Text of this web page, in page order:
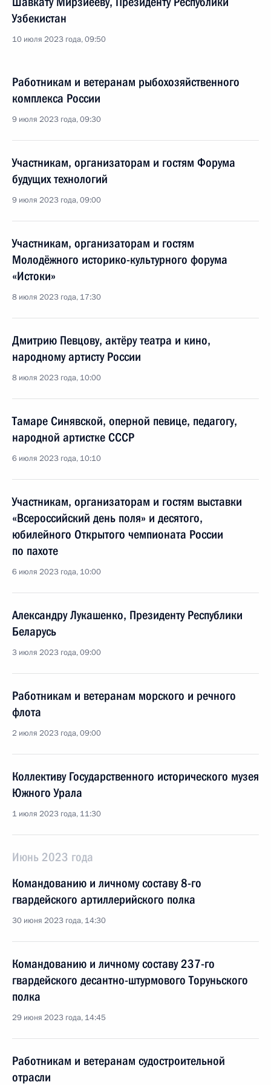
Узбекистан
10 июля 2023 года, 09:50
Работникам и ветеранам рыбохозяйственного
комплекса России
9 июля 2023 года, 09:30
Участникам, организаторам и гостям Форума
будущих технологий
9 июля 2023 года, 09:00
Участникам, организаторам и гостям
Молодёжного историко-культурного форума
«Истоки»
8 июля 2023 года, 17:30
Дмитрию Певцову, актёру театра и кино,
народному артисту России
8 июля 2023 года, 10:00
Тамаре Синявской, оперной певице, педагогу,
народной артистке СССР
6 июля 2023 года, 10:10
Участникам, организаторам и гостям выставки
«Всероссийский день поля» и десятого,
юбилейного Открытого чемпионата России
по пахоте
6 июля 2023 года, 10:00
Александру Лукашенко, Президенту Республики
Беларусь
3 июля 2023 года, 09:00
Работникам и ветеранам морского и речного
флота
2 июля 2023 года, 09:00
Коллективу Государственного исторического музея
Южного Урала
1 июля 2023 года, 11:30
Июнь 2023 года
Командованию и личному составу 8-го
гвардейского артиллерийского полка
30 июня 2023 года, 14:30
Командованию и личному составу 237-го
гвардейского десантно-штурмового Торуньского
полка
29 июня 2023 года, 14:45
Работникам и ветеранам судостроительной
отрасли